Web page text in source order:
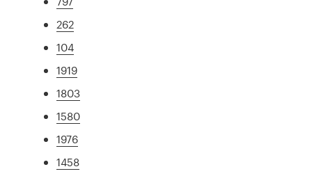
262
104
1919
1803
1580
1976
1458